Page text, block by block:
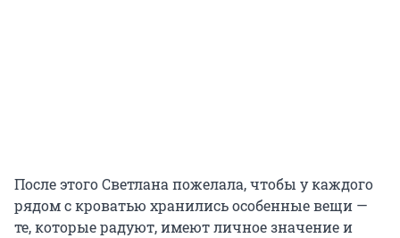
После этого Светлана пожелала, чтобы у каждого
рядом с кроватью хранились особенные вещи —
те, которые радуют, имеют личное значение и